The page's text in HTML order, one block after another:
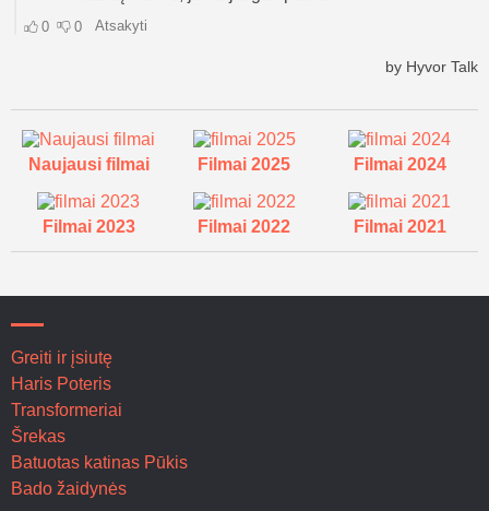
Naujausi filmai Filmai 2025 Filmai 2024
Filmai 2023 Filmai 2022 Filmai 2021
Greiti ir įsiutę
Haris Poteris
Transformeriai
Šrekas
Batuotas katinas Pūkis
Bado žaidynės